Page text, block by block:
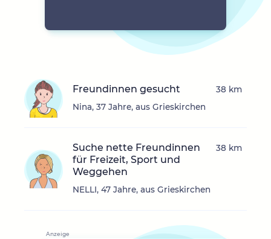
Freundinnen gesucht
Nina, 37 Jahre, aus Grieskirchen
38 km
Suche nette Freundinnen
für Freizeit, Sport und
Weggehen
NELLI, 47 Jahre, aus Grieskirchen
38 km